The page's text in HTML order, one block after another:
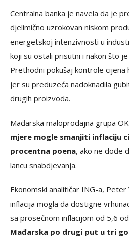
Centralna banka je navela da je
djelimično uzrokovan niskom
energetskoj intenzivnosti u
koji su ostali prisutni i nakon što
Prethodni pokušaj kontrole
jer su preduzeća nadoknadila
drugih proizvoda.
Mađarska maloprodajna grupa
mjere mogle smanjiti inflaciju
procentna poena, ako ne dođe
lancu snabdjevanja.
Ekonomski analitičar ING-a,
inflacija mogla da dostigne
sa prosečnom inflacijom od 5,6
Mađarska po drugi put u tri